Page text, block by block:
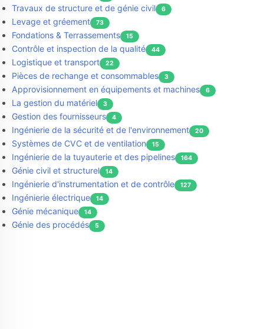
Travaux de structure et de génie civil 6
Levage et gréement 73
Fondations & Terrassements 15
Contrôle et inspection de la qualité 44
Logistique et transport 22
Pièces de rechange et consommables 3
Approvisionnement en équipements et machines 6
La gestion du matériel 3
Gestion des fournisseurs 4
Ingénierie de la sécurité et de l'environnement 20
Systèmes de CVC et de ventilation 15
Ingénierie de la tuyauterie et des pipelines 164
Génie civil et structurel 14
Ingénierie d'instrumentation et de contrôle 127
Ingénierie électrique 14
Génie mécanique 14
Génie des procédés 5